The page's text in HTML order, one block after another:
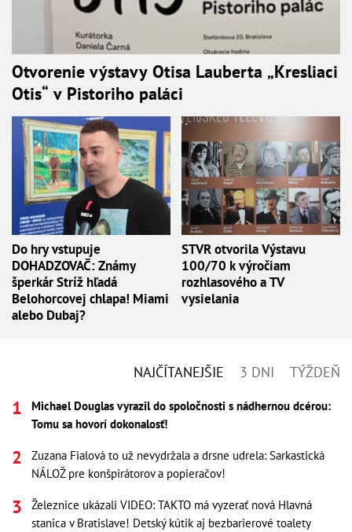
Otvorenie výstavy Otisa Lauberta „Kresliaci
Otis“ v Pistoriho paláci
Do hry vstupuje
DOHADZOVAČ: Známy
šperkár Stríž hľadá
Belohorcovej chlapa! Miami
alebo Dubaj?
STVR otvorila Výstavu
100/70 k výročiam
rozhlasového a TV
vysielania
NAJČÍTANEJŠIE 3 DNI TÝŽDEŇ
Michael Douglas vyrazil do spoločnosti s nádhernou dcérou:
Tomu sa hovorí dokonalosť!
Zuzana Fialová to už nevydržala a drsne udrela: Sarkastická
NÁLOŽ pre konšpirátorov a popieračov!
Železnice ukázali VIDEO: TAKTO má vyzerať nová Hlavná
stanica v Bratislave! Detský kútik aj bezbarierové toalety